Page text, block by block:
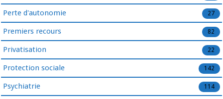
Perte d'autonomie 27
Premiers recours 82
Privatisation 22
Protection sociale 142
Psychiatrie 114